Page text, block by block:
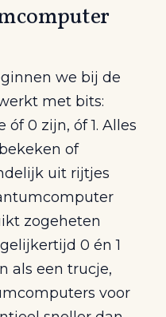
we bij de
met bits:
0 zijn, óf 1. Alles
of
uit rijtjes
zogeheten
0 én 1
als een trucje,
voor